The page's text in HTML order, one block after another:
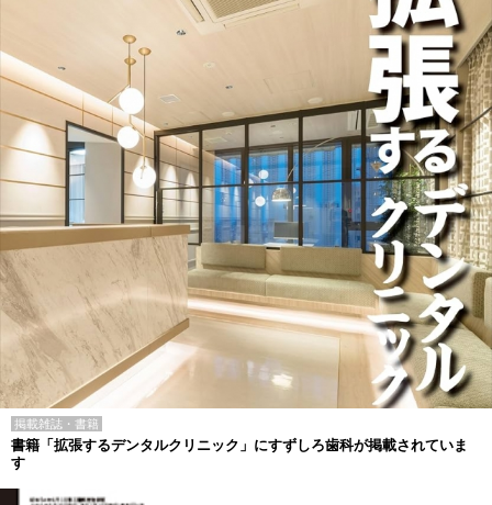
掲載雑誌・書籍
書籍「拡張するデンタルクリニック」にすずしろ歯科が掲載されていま
す